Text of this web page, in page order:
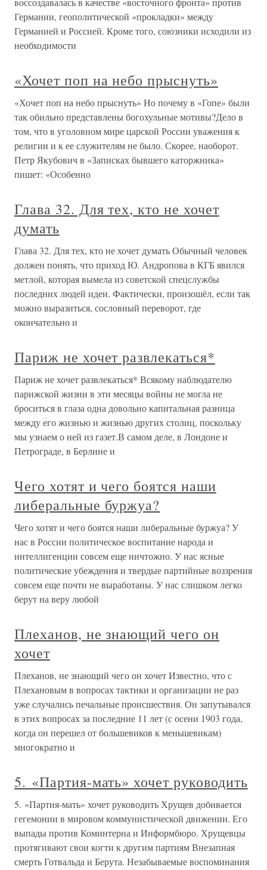
Германии, геополитической «прокладки» между
Германией и Россией. Кроме того, союзники исходили из
необходимости
«Хочет поп на небо прыснуть»
«Хочет поп на небо прыснуть» Но почему в «Гопе» были
так обильно представлены богохульные мотивы?Дело в
том, что в уголовном мире царской России уважения к
религии и к ее служителям не было. Скорее, наоборот.
Петр Якубович в «Записках бывшего каторжника»
пишет: «Особенно
Глава 32. Для тех, кто не хочет
думать
Глава 32. Для тех, кто не хочет думать Обычный человек
должен понять, что приход Ю. Андропова в КГБ явился
метлой, которая вымела из советской спецслужбы
последних людей идеи. Фактически, произошёл, если так
можно выразиться, сословный переворот, где
окончательно и
Париж не хочет развлекаться*
Париж не хочет развлекаться* Всякому наблюдателю
парижской жизни в эти месяцы войны не могла не
броситься в глаза одна довольно капитальная разница
между его жизнью и жизнью других столиц, поскольку
мы узнаем о ней из газет.В самом деле, в Лондоне и
Петрограде, в Берлине и
Чего хотят и чего боятся наши
либеральные буржуа?
Чего хотят и чего боятся наши либеральные буржуа? У
нас в России политическое воспитание народа и
интеллигенции совсем еще ничтожно. У нас ясные
политические убеждения и твердые партийные воззрения
совсем еще почти не выработаны. У нас слишком легко
берут на веру любой
Плеханов, не знающий чего он
хочет
Плеханов, не знающий чего он хочет Известно, что с
Плехановым в вопросах тактики и организации не раз
уже случались печальные происшествия. Он запутывался
в этих вопросах за последние 11 лет (с осени 1903 года,
когда он перешел от большевиков к меньшевикам)
многократно и
5. «Партия-мать» хочет руководить
5. «Партия-мать» хочет руководить Хрущев добивается
гегемонии в мировом коммунистической движении. Его
выпады против Коминтерна и Информбюро. Хрущевцы
протягивают свои когти к другим партиям Внезапная
смерть Готвальда и Берута. Незабываемые воспоминания